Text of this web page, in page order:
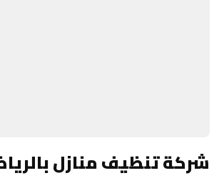
شركة تنظيف منازل بالرياض